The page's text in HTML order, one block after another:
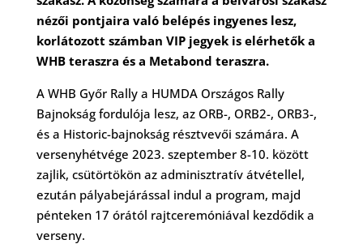
nézői pontjaira való belépés ingyenes lesz,
korlátozott számban VIP jegyek is elérhetők a
WHB teraszra és a Metabond teraszra.
A WHB Győr Rally a HUMDA Országos Rally
Bajnokság fordulója lesz, az ORB-, ORB2-, ORB3-,
és a Historic-bajnokság résztvevői számára. A
versenyhétvége 2023. szeptember 8-10. között
zajlik, csütörtökön az adminisztratív átvétellel,
ezután pályabejárással indul a program, majd
pénteken 17 órától rajtceremóniával kezdődik a
verseny.